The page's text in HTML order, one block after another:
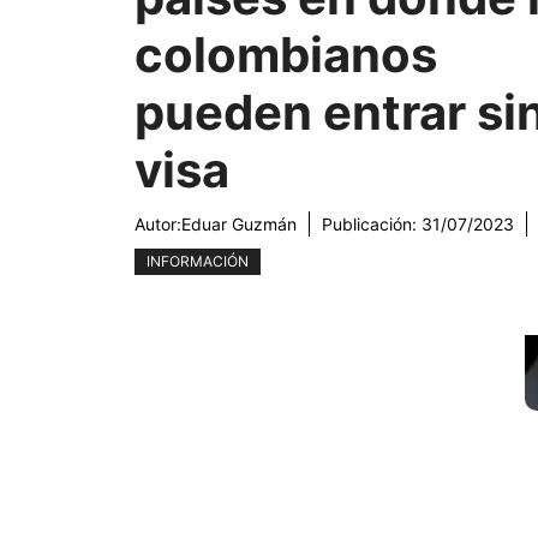
colombianos
pueden entrar
visa
Autor:Eduar Guzmán Publicación: 31/07/2023
INFORMACIÓN